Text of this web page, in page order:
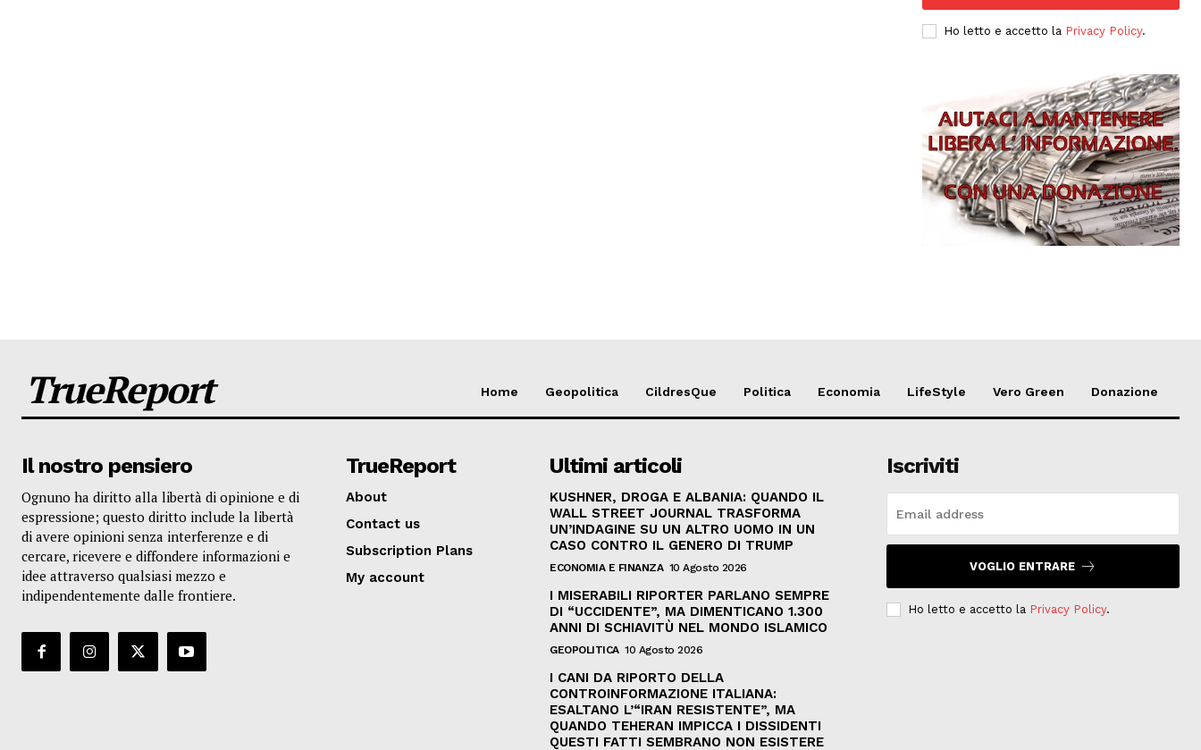
Ho letto e accetto la Privacy Policy.
TrueReport Home Geopolitica CildresQue Politica Economia LifeStyle Vero Green Donazione
Il nostro pensiero
Ognuno ha diritto alla libertà di opinione e di
espressione; questo diritto include la libertà
di avere opinioni senza interferenze e di
cercare, ricevere e diffondere informazioni e
idee attraverso qualsiasi mezzo e
indipendentemente dalle frontiere.
TrueReport
About
Contact us
Subscription Plans
My account
Ultimi articoli
KUSHNER, DROGA E ALBANIA: QUANDO IL
WALL STREET JOURNAL TRASFORMA
UN’INDAGINE SU UN ALTRO UOMO IN UN
CASO CONTRO IL GENERO DI TRUMP
ECONOMIA E FINANZA 10 Agosto 2026
I MISERABILI RIPORTER PARLANO SEMPRE
DI “UCCIDENTE”, MA DIMENTICANO 1.300
ANNI DI SCHIAVITÙ NEL MONDO ISLAMICO
GEOPOLITICA 10 Agosto 2026
I CANI DA RIPORTO DELLA
CONTROINFORMAZIONE ITALIANA:
ESALTANO L’“IRAN RESISTENTE”, MA
QUANDO TEHERAN IMPICCA I DISSIDENTI
QUESTI FATTI SEMBRANO NON ESISTERE
Iscriviti
VOGLIO ENTRARE
Ho letto e accetto la Privacy Policy.